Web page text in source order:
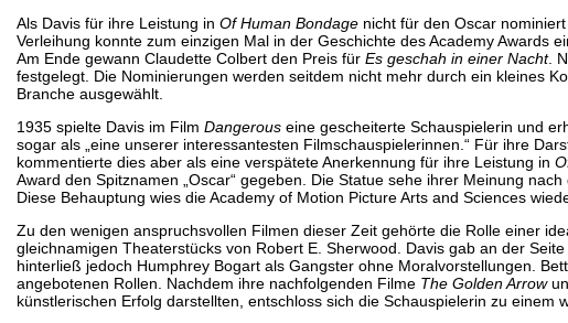
Als Davis für ihre Leistung in Of Human Bondage nicht für den Oscar
Verleihung konnte zum einzigen Mal in der Geschichte des Academy Awards
Am Ende gewann Claudette Colbert den Preis für Es geschah in einer Nacht.
festgelegt. Die Nominierungen werden seitdem nicht mehr durch ein kleines
Branche ausgewählt.
1935 spielte Davis im Film Dangerous eine gescheiterte Schauspielerin und
sogar als „eine unserer interessantesten Filmschauspielerinnen.“ Für ihre
kommentierte dies aber als eine verspätete Anerkennung für ihre Leistung in
Award den Spitznamen „Oscar“ gegeben. Die Statue sehe ihrer Meinung
Diese Behauptung wies die Academy of Motion Picture Arts and Sciences
Zu den wenigen anspruchsvollen Filmen dieser Zeit gehörte die Rolle einer
gleichnamigen Theaterstücks von Robert E. Sherwood. Davis gab an der
hinterließ jedoch Humphrey Bogart als Gangster ohne Moralvorstellungen.
angebotenen Rollen. Nachdem ihre nachfolgenden Filme The Golden Arrow
künstlerischen Erfolg darstellten, entschloss sich die Schauspielerin zu